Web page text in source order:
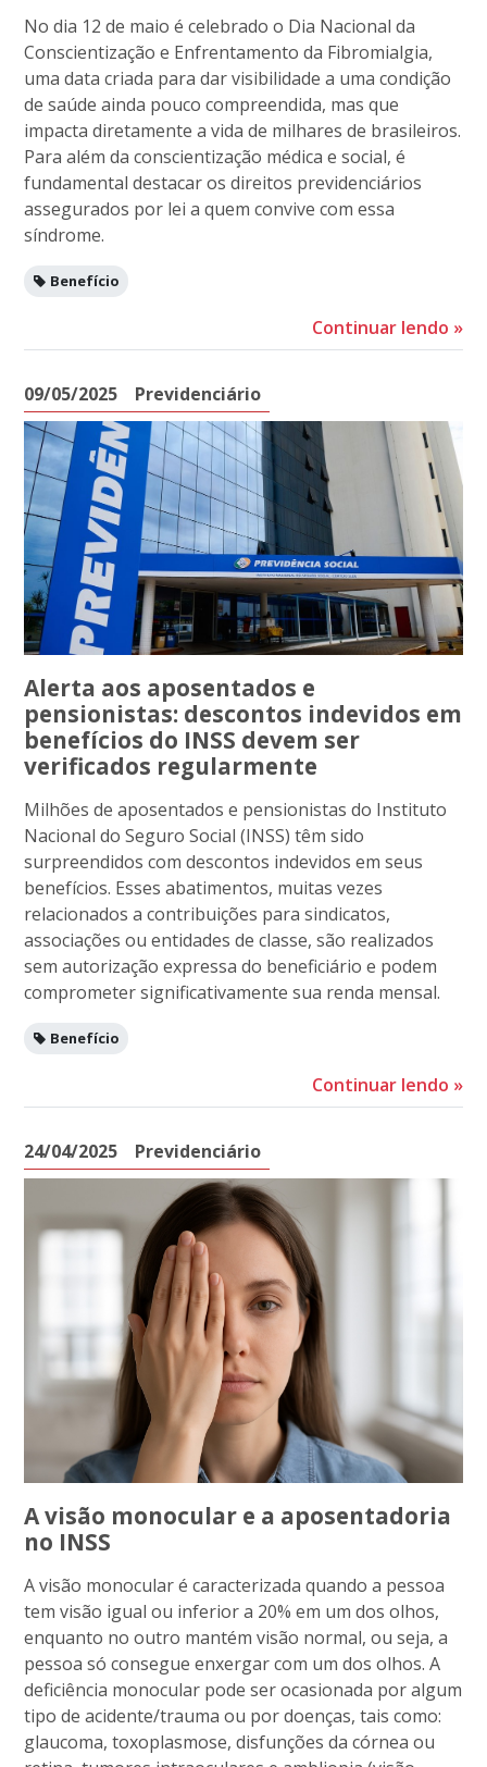
No dia 12 de maio é celebrado o Dia Nacional da
Conscientização e Enfrentamento da Fibromialgia,
uma data criada para dar visibilidade a uma condição
de saúde ainda pouco compreendida, mas que
impacta diretamente a vida de milhares de brasileiros.
Para além da conscientização médica e social, é
fundamental destacar os direitos previdenciários
assegurados por lei a quem convive com essa
síndrome.
Benefício
Continuar lendo »
09/05/2025 Previdenciário
Alerta aos aposentados e
pensionistas: descontos indevidos em
benefícios do INSS devem ser
verificados regularmente
Milhões de aposentados e pensionistas do Instituto
Nacional do Seguro Social (INSS) têm sido
surpreendidos com descontos indevidos em seus
benefícios. Esses abatimentos, muitas vezes
relacionados a contribuições para sindicatos,
associações ou entidades de classe, são realizados
sem autorização expressa do beneficiário e podem
comprometer significativamente sua renda mensal.
Benefício
Continuar lendo »
24/04/2025 Previdenciário
A visão monocular e a aposentadoria
no INSS
A visão monocular é caracterizada quando a pessoa
tem visão igual ou inferior a 20% em um dos olhos,
enquanto no outro mantém visão normal, ou seja, a
pessoa só consegue enxergar com um dos olhos. A
deficiência monocular pode ser ocasionada por algum
tipo de acidente/trauma ou por doenças, tais como:
glaucoma, toxoplasmose, disfunções da córnea ou